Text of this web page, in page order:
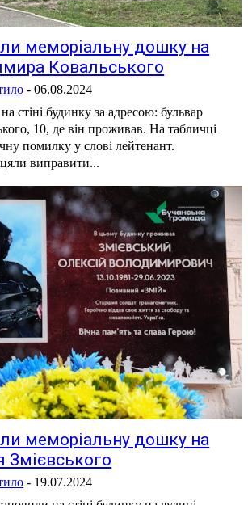
меморіальну дошку на
Ковальського
- 06.08.2024
стіні будинку за адресою: бульвар
де він проживав. На табличці
помилку у слові лейтенант.
виправити...
меморіальну дошку на
Змієвського
- 19.07.2024